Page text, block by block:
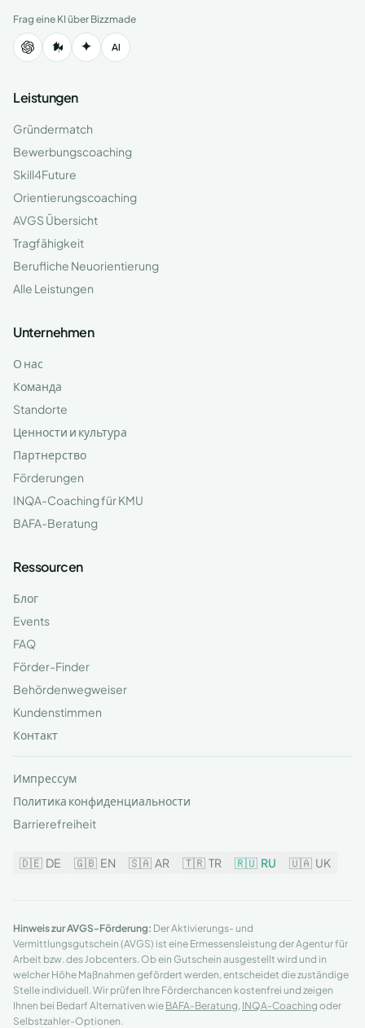
Frag eine KI über Bizzmade
Leistungen
Gründermatch
Bewerbungscoaching
Skill4Future
Orientierungscoaching
AVGS Übersicht
Tragfähigkeit
Berufliche Neuorientierung
Alle Leistungen
Unternehmen
О нас
Команда
Standorte
Ценности и культура
Партнерство
Förderungen
INQA-Coaching für KMU
BAFA-Beratung
Ressourcen
Блог
Events
FAQ
Förder-Finder
Behördenwegweiser
Kundenstimmen
Контакт
Импрессум
Политика конфиденциальности
Barrierefreiheit
🇩🇪 DE 🇬🇧 EN 🇸🇦 AR 🇹🇷 TR 🇷🇺 RU 🇺🇦 UK
Hinweis zur AVGS-Förderung: Der Aktivierungs- und
Vermittlungsgutschein (AVGS) ist eine Ermessensleistung der Agentur für
Arbeit bzw. des Jobcenters. Ob ein Gutschein ausgestellt wird und in
welcher Höhe Maßnahmen gefördert werden, entscheidet die zuständige
Stelle individuell. Wir prüfen Ihre Förderchancen kostenfrei und zeigen
Ihnen bei Bedarf Alternativen wie BAFA-Beratung, INQA-Coaching oder
Selbstzahler-Optionen.